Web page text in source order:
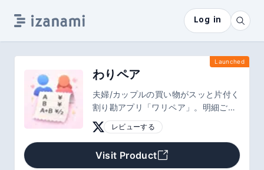
Log in
Launched
わりペア
夫婦/カップルの買い物がスッと片付く
割り勘アプリ「ワリペア」。明細ごと
にA/B/2人を切替、内税/外税や割引込
みで即計算。未精算の合計と内訳も一
目で、電卓いらず、精算忘れも防げ
る。無料10件で今すぐ試せる。
レビューする
Visit Product